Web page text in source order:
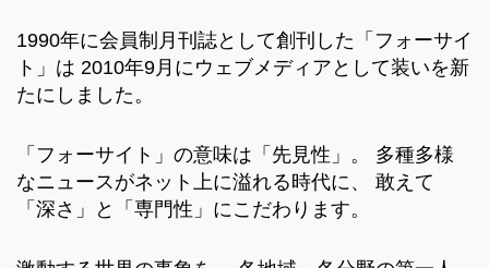
1990年に会員制月刊誌として創刊した「フォーサイ
ト」は 2010年9月にウェブメディアとして装いを新
たにしました。
「フォーサイト」の意味は「先見性」。 多種多様
なニュースがネット上に溢れる時代に、 敢えて
「深さ」と「専門性」にこだわります。